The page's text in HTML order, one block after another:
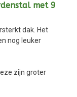
met 9
dak. Het
nog leuker
zijn groter